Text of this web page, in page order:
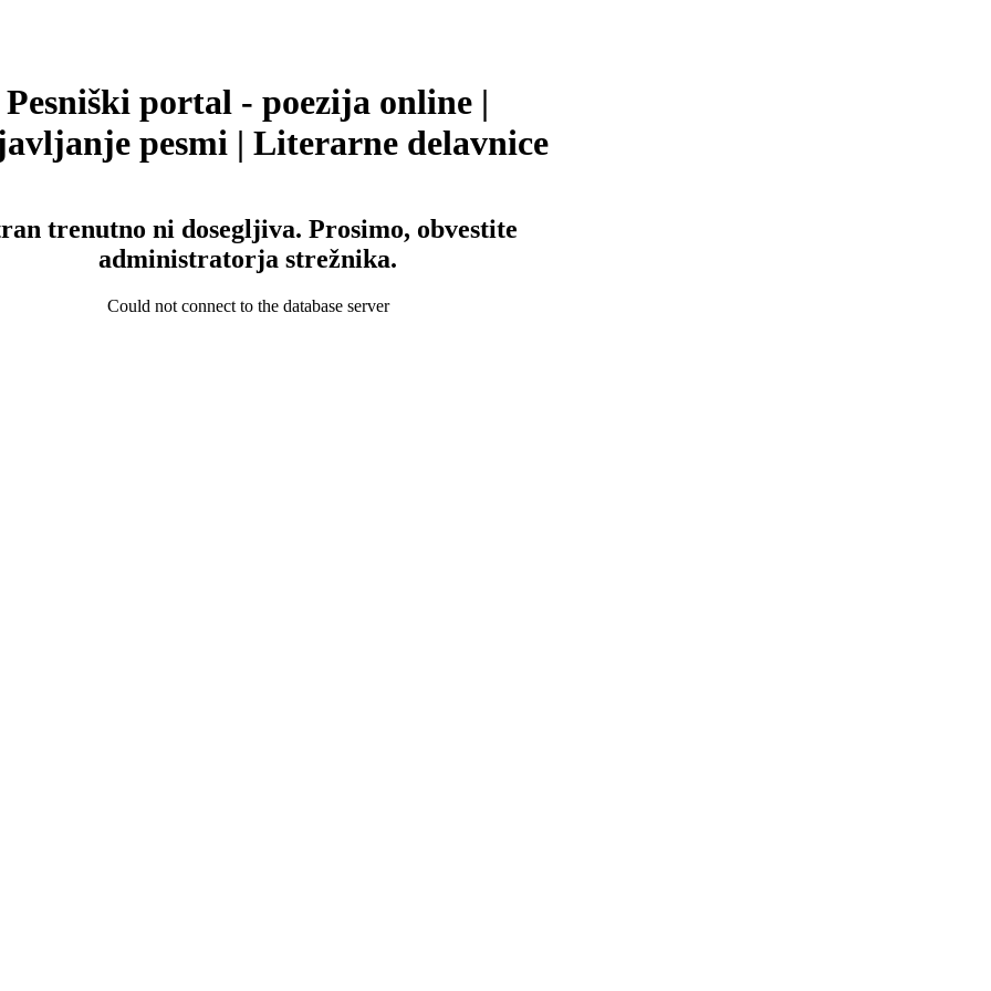
Pesniški portal - poezija online |
pesmi | Literarne delavnice
trenutno ni dosegljiva. Prosimo, obvestite
administratorja strežnika.
Could not connect to the database server